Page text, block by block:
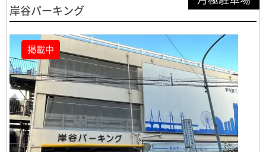
岸谷パーキング
掲載中